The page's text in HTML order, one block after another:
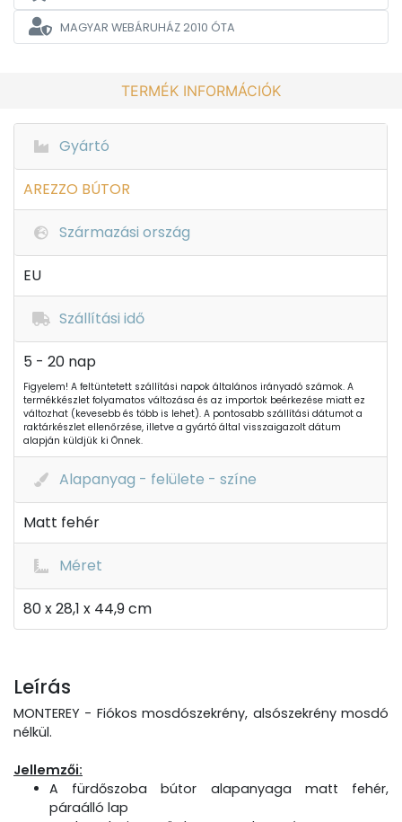
MAGYAR WEBÁRUHÁZ2010 ÓTA
TERMÉK INFORMÁCIÓK
Gyártó
AREZZO BÚTOR
Származási ország
EU
Szállítási idő
5 - 20 nap
Figyelem! A feltüntetett szállítási napok általános irányadó számok. A
termékkészlet folyamatos változása és az importok beérkezése miatt ez
változhat (kevesebb és több is lehet). A pontosabb szállítási dátumot a
raktárkészlet ellenőrzése, illetve a gyártó által visszaigazolt dátum
alapján küldjük ki Önnek.
Alapanyag - felülete - színe
Matt fehér
Méret
80 x 28,1 x 44,9 cm
Leírás
MONTEREY - Fiókos mosdószekrény, alsószekrény mosdó
nélkül.
Jellemzői:
A fürdőszoba bútor alapanyaga matt fehér,
páraálló lap